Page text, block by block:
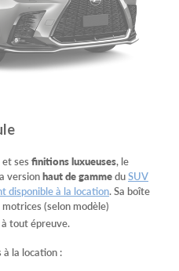
et ses finitions luxueuses, le
versionhaut de gammeduSUV
disponible à la location. Sa boîte
(selon modèle)
tout épreuve.
à la location :